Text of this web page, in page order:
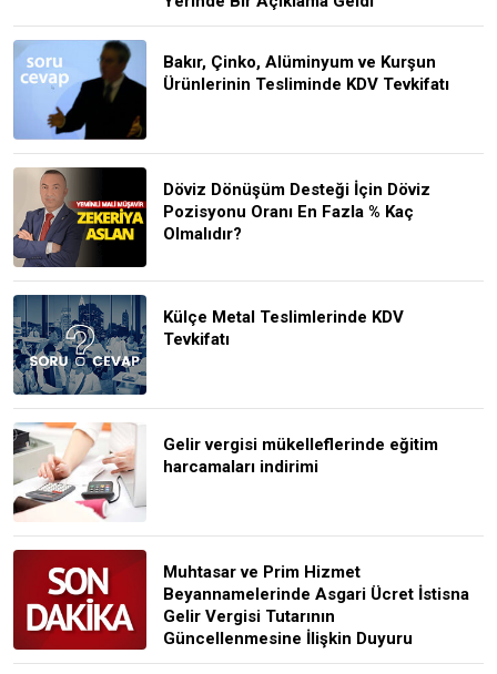
Bakır, Çinko, Alüminyum ve Kurşun
Ürünlerinin Tesliminde KDV Tevkifatı
Döviz Dönüşüm Desteği İçin Döviz
Pozisyonu Oranı En Fazla % Kaç
Olmalıdır?
Külçe Metal Teslimlerinde KDV
Tevkifatı
Gelir vergisi mükelleflerinde eğitim
harcamaları indirimi
Muhtasar ve Prim Hizmet
Beyannamelerinde Asgari Ücret İstisna
Gelir Vergisi Tutarının
Güncellenmesine İlişkin Duyuru